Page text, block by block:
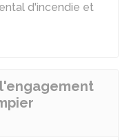
d'incendie et